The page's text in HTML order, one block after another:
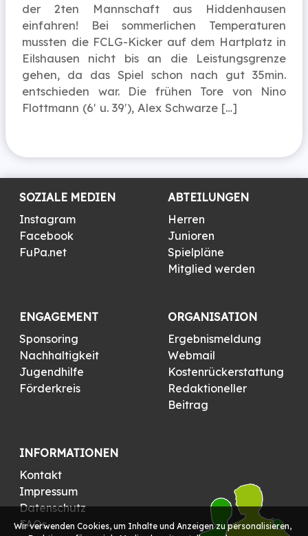
der 2ten Mannschaft aus Hiddenhausen
einfahren! Bei sommerlichen Temperaturen
mussten die FCLG-Kicker auf dem Hartplatz in
Eilshausen nicht bis an die Leistungsgrenze
gehen, da das Spiel schon nach gut 35min.
entschieden war. Die frühen Tore von Nino
Flottmann (6′ u. 39′), Alex Schwarze […]
SOZIALE MEDIEN
Instagram
Facebook
FuPa.net
ABTEILUNGEN
Herren
Junioren
Spielpläne
Mitglied werden
ENGAGEMENT
Sponsoring
Nachhaltigkeit
Jugendhilfe
Förderkreis
ORGANISATION
Ergebnismeldung
Webmail
Kostenrückerstattung
Redaktioneller
Beitrag
INFORMATIONEN
Kontakt
Impressum
Datenschutz
FAQs
Wir verwenden Cookies, um Inhalte und Anzeigen zu personalisieren,